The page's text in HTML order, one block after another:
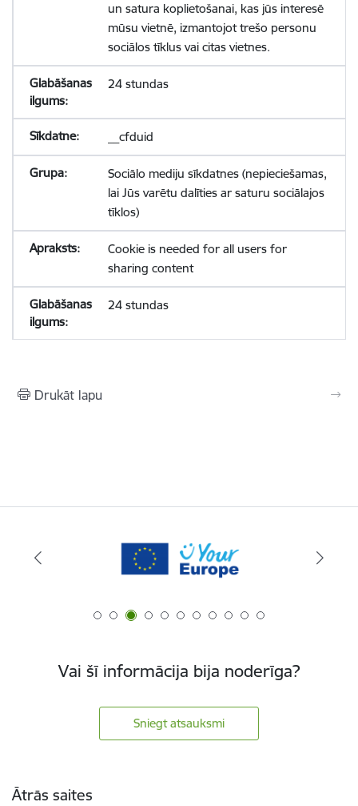
un satura koplietošanai, kas jūs interesē
mūsu vietnē, izmantojot trešo personu
sociālos tīklus vai citas vietnes.
24 stundas
__cfduid
Sociālo mediju sīkdatnes (nepieciešamas,
lai Jūs varētu dalīties ar saturu sociālajos
tīklos)
Cookie is needed for all users for
sharing content
24 stundas
Drukāt lapu
Vai šī informācija bija noderīga?
Sniegt atsauksmi
Ātrās saites